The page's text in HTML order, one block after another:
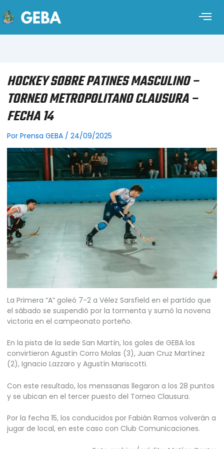
HOCKEY SOBRE PATINES MASCULINO –
TORNEO METROPOLITANO CLAUSURA –
FECHA 14
Por Prensa GEBA / 24/09/2025
La Primera “A” goleó 7-2 a Vélez Sarsfield en el partido que
el sábado se suspendió por la tormenta y sumó la novena
victoria en el campeonato porteño.
En la pista de la sede San Martín, los goles de GEBA los
convirtieron Agustín Corro Molas (3), Juan Cruz Martínez
(2), Ignacio Lazzaro y Agustín Mariscotti.
Con este resultado, los menssanas llegaron a los 28 puntos
y se ubican en el tercer puesto del Torneo Clausura.
Por la fecha 15, los conducidos por Fabián Ramos volverán a
jugar de local, en este caso con Club Comunicaciones.